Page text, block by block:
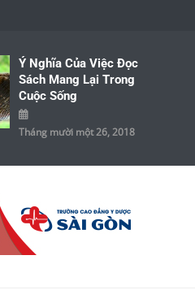
Ý Nghĩa Của Việc Đọc
Sách Mang Lại Trong
Cuộc Sống
Tháng mười một 26, 2018